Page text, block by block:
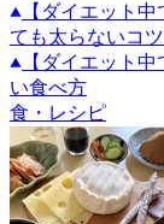
【ダイエット
ても太らないコツ
【ダイエット
い食べ方
食・レシピ